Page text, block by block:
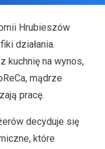
Hrubieszów
działania.
kuchnię na wynos,
mądrze
pracę.
decyduje się
które